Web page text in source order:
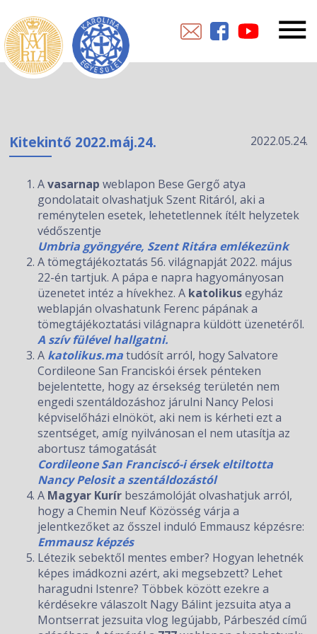
Kitekintő 2022.máj.24. 2022.05.24.
Avasarnap weblapon Bese Gergő atya
gondolatait olvashatjuk Szent Ritáról, aki a
reménytelen esetek, lehetetlennek ítélt helyzetek
védőszentje
Umbria gyöngyére, Szent Ritára emlékezünk
A tömegtájékoztatás 56. világnapját 2022. május
22-én tartjuk. A pápa e napra hagyományosan
üzenetet intéz a hívekhez. A katolikusegyház
weblapján olvashatunk Ferenc pápának a
tömegtájékoztatási világnapra küldött üzenetéről.
A szív fülével hallgatni.
A katolikus.matudósít arról, hogy Salvatore
Cordileone San Franciskói érsek pénteken
bejelentette, hogy az érsekség területén nem
engedi szentáldozáshoz járulni Nancy Pelosi
képviselőházi elnököt, aki nem is kérheti ezt a
szentséget, amíg nyilvánosan el nem utasítja az
abortusz támogatását
Cordileone San Franciscó-i érsek eltiltotta
Nancy Pelosit a szentáldozástól
A Magyar Kurír beszámolóját olvashatjuk arról,
hogy a Chemin Neuf Közösség várja a
jelentkezőket az ősszel induló Emmausz képzésre:
Emmausz képzés
Létezik sebektől mentes ember? Hogyan lehetnék
képes imádkozni azért, aki megsebzett? Lehet
haragudni Istenre? Többek között ezekre a
kérdésekre válaszolt Nagy Bálint jezsuita atya a
Montserrat jezsuita vlog legújabb, Párbeszéd című